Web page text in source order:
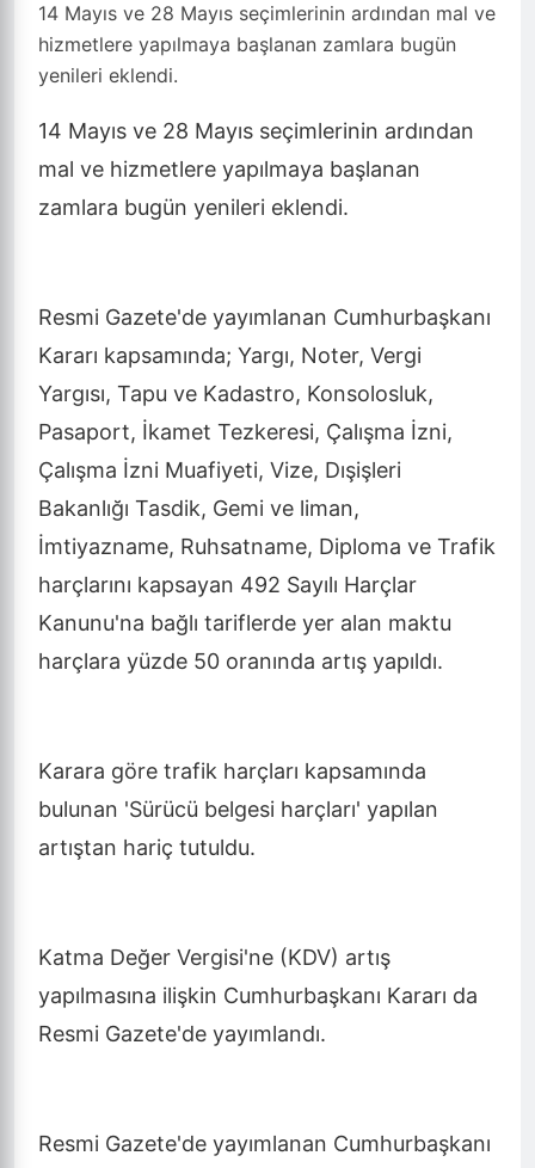
14 Mayıs ve 28 Mayıs seçimlerinin ardından mal ve
hizmetlere yapılmaya başlanan zamlara bugün
yenileri eklendi.
14 Mayıs ve 28 Mayıs seçimlerinin ardından
mal ve hizmetlere yapılmaya başlanan
zamlara bugün yenileri eklendi.
Resmi Gazete'de yayımlanan Cumhurbaşkanı
Kararı kapsamında; Yargı, Noter, Vergi
Yargısı, Tapu ve Kadastro, Konsolosluk,
Pasaport, İkamet Tezkeresi, Çalışma İzni,
Çalışma İzni Muafiyeti, Vize, Dışişleri
Bakanlığı Tasdik, Gemi ve liman,
İmtiyazname, Ruhsatname, Diploma ve Trafik
harçlarını kapsayan 492 Sayılı Harçlar
Kanunu'na bağlı tariflerde yer alan maktu
harçlara yüzde 50 oranında artış yapıldı.
Karara göre trafik harçları kapsamında
bulunan 'Sürücü belgesi harçları' yapılan
artıştan hariç tutuldu.
Katma Değer Vergisi'ne (KDV) artış
yapılmasına ilişkin Cumhurbaşkanı Kararı da
Resmi Gazete'de yayımlandı.
Resmi Gazete'de yayımlanan Cumhurbaşkanı